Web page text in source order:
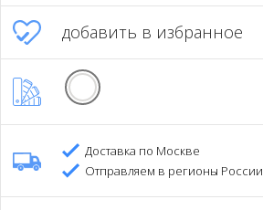
добавить в избранное
Доставка по Москве
Отправляем в регионы России